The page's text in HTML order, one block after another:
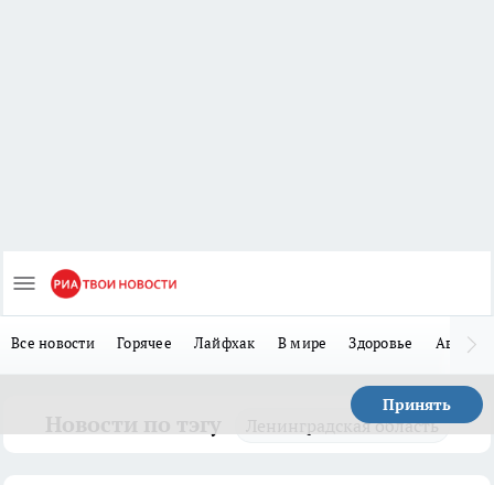
Все новости Горячее Лайфхак В мире Здоровье Авто
Принять
Ленинградская область